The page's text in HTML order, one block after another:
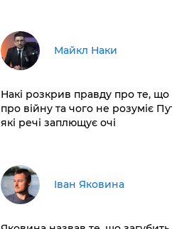
Майкл Наки
Накі розкрив правду про те, що
про війну та чого не розуміє
які речі заплющує очі
Іван Яковина